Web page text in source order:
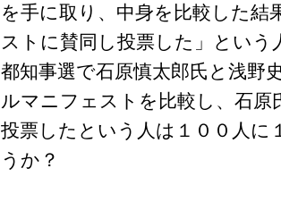
を手に取り、中身を比較した結
ストに賛同し投票した」という
都知事選で石原慎太郎氏と浅野
ルマニフェストを比較し、石原
投票したという人は１００人に
うか？